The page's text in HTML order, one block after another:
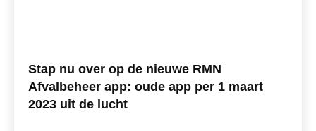
Stap nu over op de nieuwe RMN
Afvalbeheer app: oude app per 1 maart
2023 uit de lucht